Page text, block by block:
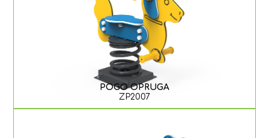
POGO OPRUGA
ZP2007